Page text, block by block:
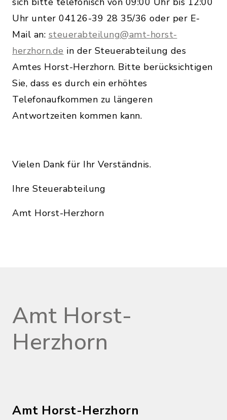
Uhr unter 04126-39 28 35/36 oder per E-
Mail an: steuerabteilung@amt-horst-
herzhorn.de in der Steuerabteilung des
Amtes Horst-Herzhorn. Bitte berücksichtigen
Sie, dass es durch ein erhöhtes
Telefonaufkommen zu längeren
Antwortzeiten kommen kann.
Vielen Dank für Ihr Verständnis.
Ihre Steuerabteilung
Amt Horst-Herzhorn
Amt Horst-
Herzhorn
Amt Horst-Herzhorn